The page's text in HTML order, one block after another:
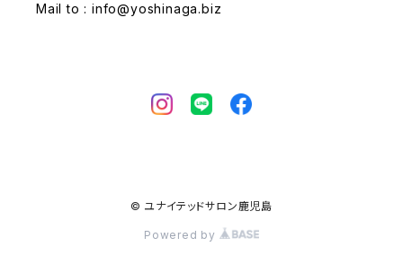
Mail to : info@yoshinaga.biz
© ユナイテッドサロン鹿児島
Powered by